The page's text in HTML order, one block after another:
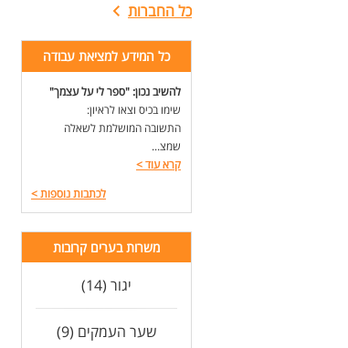
כל החברות
כל המידע למציאת עבודה
להשיב נכון: "ספר לי על עצמך"
שימו בכיס וצאו לראיון:
התשובה המושלמת לשאלה
שמצ...
קרא עוד>
לכתבות נוספות>
משרות בערים קרובות
יגור (14)
שער העמקים (9)